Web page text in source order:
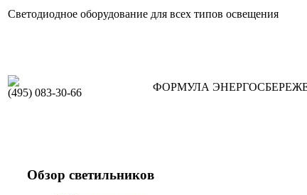
Светодиодное оборудование для всех типов освещения
(495) 083-30-66 ФОРМУЛА
Обзор светильников